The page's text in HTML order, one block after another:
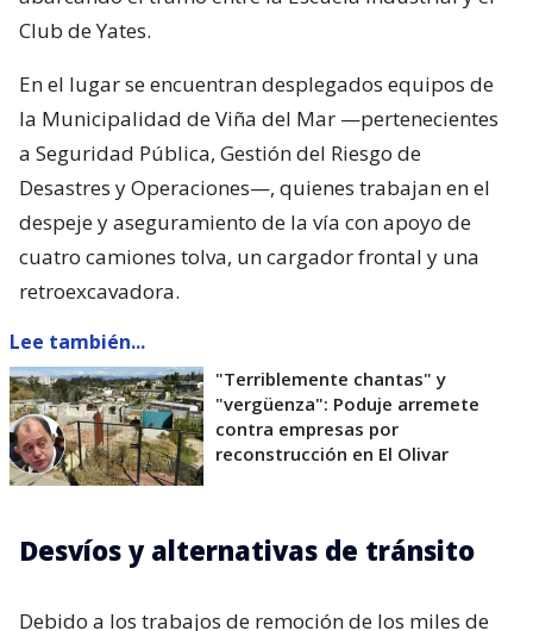
Club de Yates.
En el lugar se encuentran desplegados equipos de
la Municipalidad de Viña del Mar —pertenecientes
a Seguridad Pública, Gestión del Riesgo de
Desastres y Operaciones—, quienes trabajan en el
despeje y aseguramiento de la vía con apoyo de
cuatro camiones tolva, un cargador frontal y una
retroexcavadora.
Lee también...
"Terriblemente chantas" y
"vergüenza": Poduje arremete
contra empresas por
reconstrucción en El Olivar
Desvíos y alternativas de tránsito
Debido a los trabajos de remoción de los miles de